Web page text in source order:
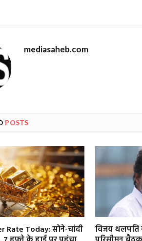
mediasaheb.com
POSTS
Rate Today: सोने-चांदी
विजय थलपति